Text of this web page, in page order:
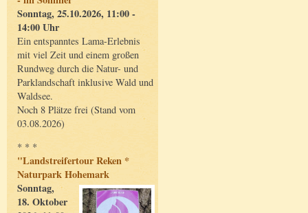
Sonntag, 25.10.2026, 11:00 -
14:00 Uhr
Ein entspanntes Lama-Erlebnis
mit viel Zeit und einem großen
Rundweg durch die Natur- und
Parklandschaft inklusive Wald und
Waldsee.
Noch 8 Plätze frei (Stand vom
03.08.2026)
* * *
"Landstreifertour Reken *
Naturpark Hohemark
Sonntag,
18. Oktober